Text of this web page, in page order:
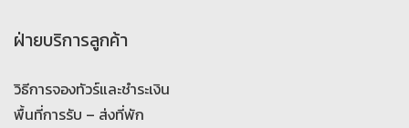
ฝ่ายบริการลูกค้า
วิธีการจองทัวร์และชำระเงิน
พื้นที่การรับ – ส่งที่พัก